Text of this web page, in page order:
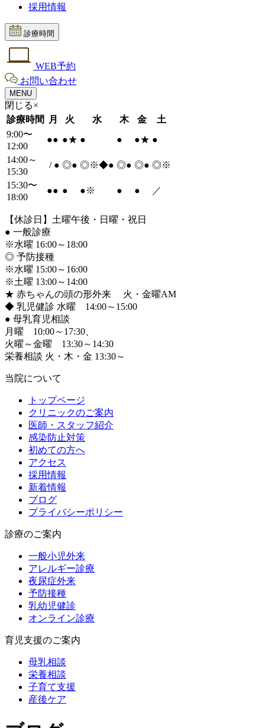
採用情報
診療時間
WEB予約
お問い合わせ
MENU
閉じる×
診療時間
月 火 水 木 金
土
9:00〜
12:00
●● ●★ ● ● ●★ ●
14:00～
15:30
/ ● ◎● ◎※◆● ◎● ◎● ◎※
15:30〜
18:00
●● ● ●※ ● ● ／
【休診日】土曜午後・日曜・祝日
● 一般診療
※水曜 16:00～18:00
◎ 予防接種
※水曜 15:00～16:00
※土曜 13:00～14:00
★ 赤ちゃんの頭の形外来 火・金曜AM
◆ 乳児健診 水曜 14:00～15:00
● 母乳育児相談
月曜 10:00～17:30、
火曜～金曜 13:30～14:30
栄養相談 火・木・金 13:30～
当院について
トップページ
クリニックのご案内
医師・スタッフ紹介
感染防止対策
初めての方へ
アクセス
採用情報
新着情報
ブログ
プライバシーポリシー
診療のご案内
一般小児外来
アレルギー診療
夜尿症外来
予防接種
乳幼児健診
オンライン診療
育児支援のご案内
母乳相談
栄養相談
子育て支援
産後ケア